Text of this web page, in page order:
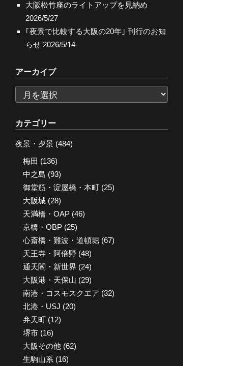
大阪松竹座のライトアップを見納め
2026/5/27
｢夜景で比較する大阪の20年｣ 刊行のお知
らせ 2026/5/14
アーカイブ
ー
カ
イ
ブ
カテゴリー
夜景・夕景 (484)
梅田 (136)
中之島 (93)
御堂筋・淀屋橋・本町 (25)
大阪城 (28)
天満橋・OAP (46)
京橋・OBP (25)
心斎橋・難波・道頓堀 (67)
天王寺・阿倍野 (48)
通天閣・新世界 (24)
大阪港・天保山 (29)
南港・コスモスクエア (32)
北港・USJ (20)
弁天町 (12)
堺市 (16)
大阪その他 (62)
生駒山系 (16)